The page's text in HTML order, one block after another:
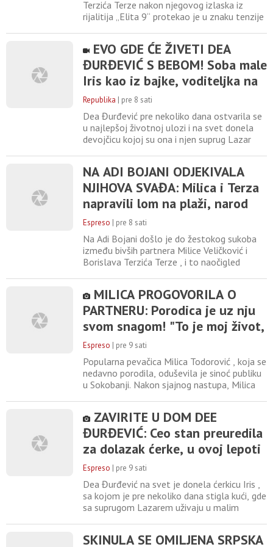
Terzića Terze nakon njegovog izlaska iz
rijalitija „Elita 9“ protekao je u znaku tenzije
bivši partneri nakon rijalitija nisu ni čuli,
sudbina ih je spojila na Adi Bojani, gde je
odmah izbila svađa oko njihove ćerke
Barbare i zajedničke budućnosti, a sada se
oglasio
EVO GDE ĆE ŽIVETI DEA
ĐURĐEVIĆ S BEBOM! Soba male
Iris kao iz bajke, voditeljka na
sve mislila!
Republika | pre 8 sati
Dea Đurđević pre nekoliko dana ostvarila se
u najlepšoj životnoj ulozi i na svet donela
devojčicu kojoj su ona i njen suprug Lazar
porodilištu, ponosni roditelji sa svojom
naslednicom uputili su se u porodični dom,
gde su započeli novo životno poglavlje.
Voditeljka
NA ADI BOJANI ODJEKIVALA
NJIHOVA SVAĐA: Milica i Terza
napravili lom na plaži, narod
zanemeo zbog prizora
Espreso | pre 8 sati
Na Adi Bojani došlo je do žestokog sukoba
između bivših partnera Milice Veličković i
Borislava Terzića Terze , i to naočigled
mesecima pod budnim okom javnosti, sreo
se neočekivano na letovanju, a mirno
popodne brzo se pretvorilo u pravu dramu i
žučnu raspravu. Povod za
MILICA PROGOVORILA O
PARTNERU: Porodica je uz nju
svom snagom! "To je moj život,
on će razumeti kad bude veći"
Espreso | pre 9 sati
Popularna pevačica Milica Todorović , koja se
nedavno porodila, oduševila je sinoć publiku
u Sokobanji. Nakon sjajnog nastupa, Milica
porođaja, a bez ustručavanja je progovorila
o nasledniku i partneru. Ona se prvo dotakla
svog nastupa, koji je bio pravi spektakl. -
ZAVIRITE U DOM DEE
ĐURĐEVIĆ: Ceo stan preuredila
za dolazak ćerke, u ovoj lepoti
će se baškariti sa porodicom
Espreso | pre 9 sati
Dea Đurđević na svet je donela ćerkicu Iris ,
sa kojom je pre nekoliko dana stigla kući, gde
sa suprugom Lazarem uživaju u malim
preuređen u potpunosti u znaku male Iris.
SKINULA SE OMILJENA SRPSKA